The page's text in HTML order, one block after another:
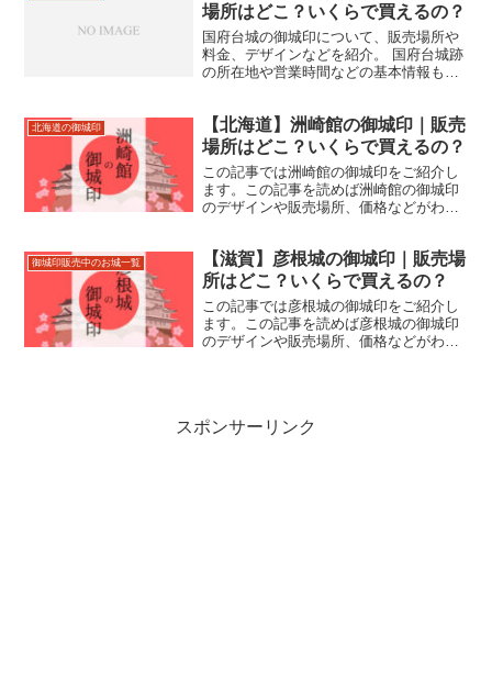
場所はどこ？いくらで買えるの？
国府台城の御城印について、販売場所や
料金、デザインなどを紹介。 国府台城跡
の所在地や営業時間などの基本情報も合
北海道の御城印
【北海道】洲崎館の御城印｜販売
場所はどこ？いくらで買えるの？
この記事では洲崎館の御城印をご紹介し
ます。この記事を読めば洲崎館の御城印
のデザインや販売場所、価格などがわか
にお役立てください。
御城印販売中のお城一覧
【滋賀】彦根城の御城印｜販売場
所はどこ？いくらで買えるの？
この記事では彦根城の御城印をご紹介し
ます。この記事を読めば彦根城の御城印
のデザインや販売場所、価格などがわか
スポンサーリンク